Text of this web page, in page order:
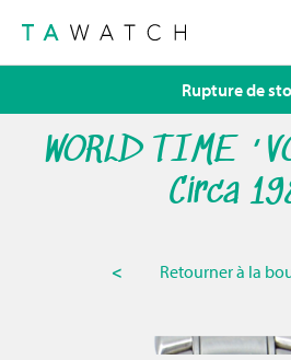
WORLD TIME
Circa
< Retourner à la
Rupture de